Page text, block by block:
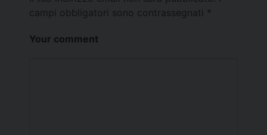
campi obbligatori sono contrassegnati *
Your comment